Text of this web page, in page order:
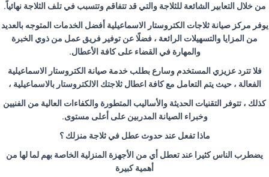
من خلال التعابير الشائعة للثلاجة والتي قد تتفاقم وتتسبب في تلف الثلاجة نهائياً.
يوفر مركز صيانة ثلاجات الكتروستار الاسماعيلية أفضل الخدمات المتوجه بالعديد
من المزايا والتسهيلات الرائعة ، فضلًا عن توفير فريق عمل من ذوي الخبرة
والمهارة في القضاء على كافة الأعطال.
فلا تترد عزيزي المستخدم وسارع بطلب خدمة صيانة الكتروستار الاسماعيلية
الفعالة ، حيث يتم التعامل مع كافة اعطال ثلاجتك الالكتروستار بالاسماعيلية ،
كذلك ، تتوفر التقنيات الحديثة والأساليب المتطورة والكفاءات العالية من الفنيين
وخبراء الصيانة المدربين على أعلى مستوى.
ماذا تفعل عند حدوث عطل في ثلاجة منزلك ؟
يضطرب الناس كثيرا عند تعطل أي من الأجهزة المنزلية الخاصة بهم لما لها من
أهمية كبيرة